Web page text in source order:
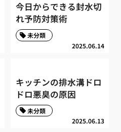
今日からできる封水切
れ予防対策術
2025.06.14
未分類
キッチンの排水溝ドロ
ドロ悪臭の原因
2025.06.13
未分類